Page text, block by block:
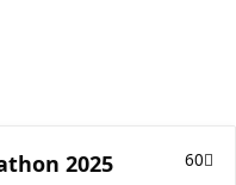
2025 60